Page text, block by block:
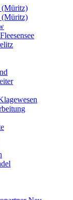
(Müritz)
(Müritz)